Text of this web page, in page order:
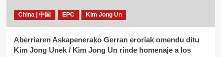
China | 中国 EPC Kim Jong Un
Aberriaren Askapenerako Gerran eroriak omendu ditu
Kim Jong Unek / Kim Jong Un rinde homenaje a los